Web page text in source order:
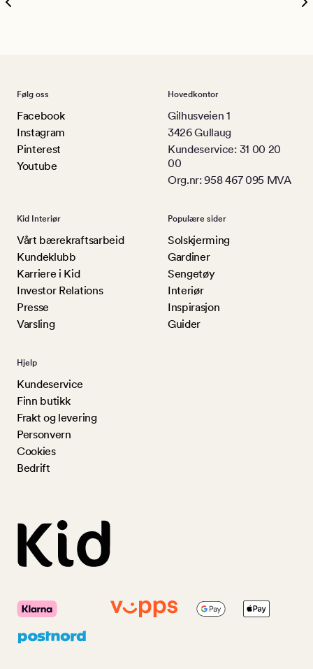
Følg oss
Facebook
Instagram
Pinterest
Youtube
Hovedkontor
Gilhusveien 1
3426 Gullaug
Kundeservice: 31 00 20
00
Org.nr: 958 467 095 MVA
Kid Interiør
Vårt bærekraftsarbeid
Kundeklubb
Karriere i Kid
Investor Relations
Presse
Varsling
Populære sider
Solskjerming
Gardiner
Sengetøy
Interiør
Inspirasjon
Guider
Hjelp
Kundeservice
Finn butikk
Frakt og levering
Personvern
Cookies
Bedrift